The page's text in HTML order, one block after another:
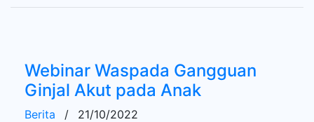
Webinar Waspada Gangguan
Ginjal Akut pada Anak
Berita /
21/10/2022